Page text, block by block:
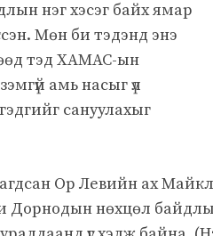
нэг хэсэг байх ямар
Мөн би тэдэнд энэ
тэд ХАМАС-ын
амь насыг үл
сануулахыг
Ор Левийн ах
Дорнодын нөхцөл